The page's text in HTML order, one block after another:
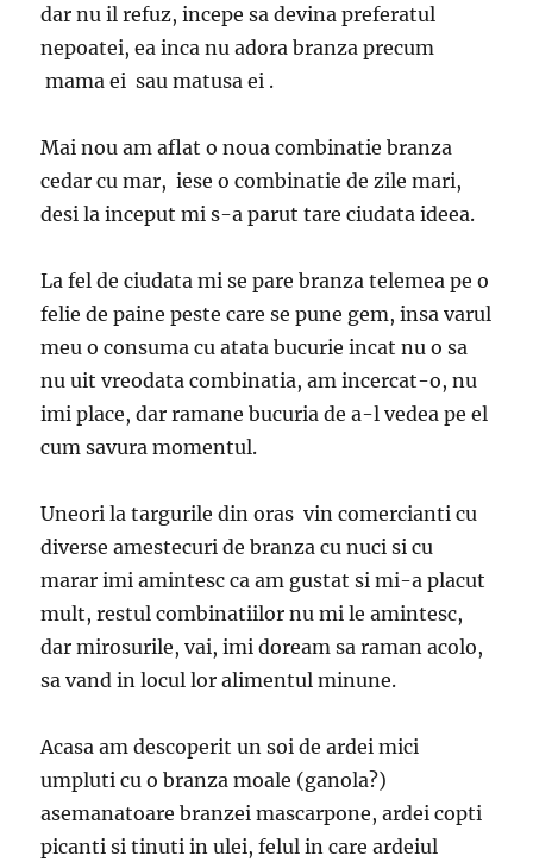
dar nu il refuz, incepe sa devina preferatul
nepoatei, ea inca nu adora branza precum
mama ei sau matusa ei .
Mai nou am aflat o noua combinatie branza
cedar cu mar, iese o combinatie de zile mari,
desi la inceput mi s-a parut tare ciudata ideea.
La fel de ciudata mi se pare branza telemea pe o
felie de paine peste care se pune gem, insa varul
meu o consuma cu atata bucurie incat nu o sa
nu uit vreodata combinatia, am incercat-o, nu
imi place, dar ramane bucuria de a-l vedea pe el
cum savura momentul.
Uneori la targurile din oras vin comercianti cu
diverse amestecuri de branza cu nuci si cu
marar imi amintesc ca am gustat si mi-a placut
mult, restul combinatiilor nu mi le amintesc,
dar mirosurile, vai, imi doream sa raman acolo,
sa vand in locul lor alimentul minune.
Acasa am descoperit un soi de ardei mici
umpluti cu o branza moale (ganola?)
asemanatoare branzei mascarpone, ardei copti
picanti si tinuti in ulei, felul in care ardeiul